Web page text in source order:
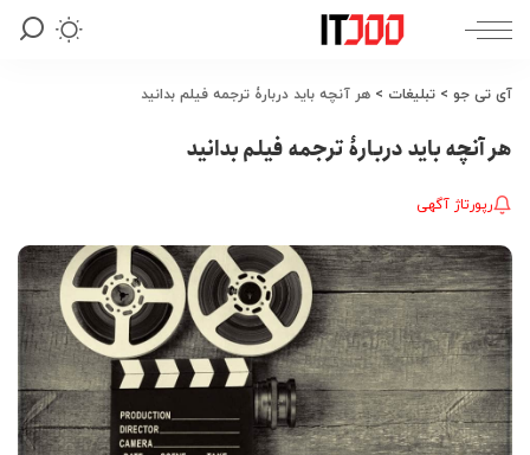
آی تی جو > تبلیغات > هر آنچه باید دربارۀ ترجمه فیلم بدانید
هر آنچه باید دربارۀ ترجمه فیلم بدانید
رپورتاژ آگهی